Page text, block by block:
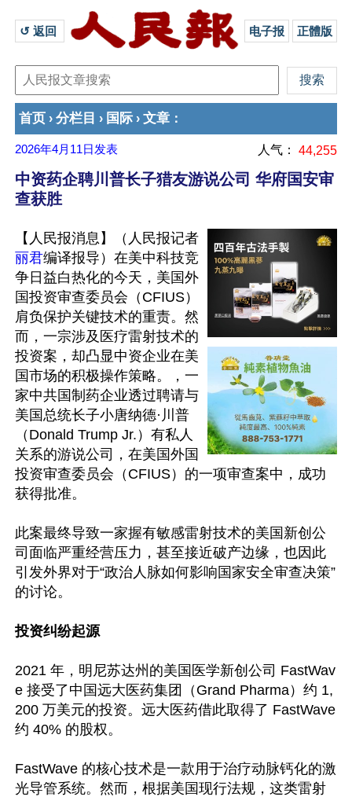
↺ 返回 电子报 正體版
首页 › 分栏目 › 国际 › 文章 ：
2026年4月11日 发表 人气： 44,255
中资药企聘川普长子猎友游说公司 华府国安审
查获胜
【人民报消息】（人民报记者
丽君编译报导）在美中科技竞
争日益白热化的今天，美国外
国投资审查委员会（CFIUS）
肩负保护关键技术的重责。然
而，一宗涉及医疗雷射技术的
投资案，却凸显中资企业在美
国市场的积极操作策略。，一
家中共国制药企业透过聘请与
美国总统长子小唐纳德·川普
（Donald Trump Jr.）有私人
关系的游说公司，在美国外国
投资审查委员会（CFIUS）的一项审查案中，成功
获得批准。
此案最终导致一家握有敏感雷射技术的美国新创公
司面临严重经营压力，甚至接近破产边缘，也因此
引发外界对于“政治人脉如何影响国家安全审查决策”
的讨论。
投资纠纷起源
2021 年，明尼苏达州的美国医学新创公司 FastWav
e 接受了中国远大医药集团（Grand Pharma）约 1,
200 万美元的投资。远大医药借此取得了 FastWave
约 40% 的股权。
FastWave 的核心技术是一款用于治疗动脉钙化的激
光导管系统。然而，根据美国现行法规，这类雷射